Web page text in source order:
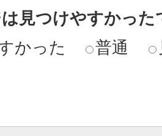
見つけやすかった
かった
普通